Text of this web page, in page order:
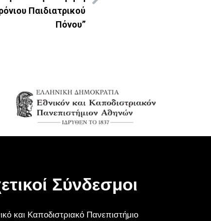
Παιδιατρικού
Πόνου”
Σύνδεσμοι
και Καποδιστριακό Πανεπιστήμιο